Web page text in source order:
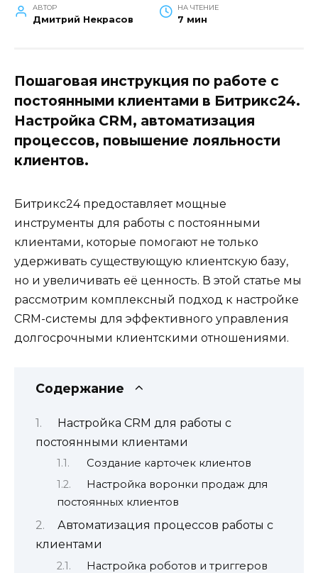
АВТОР
Дмитрий Некрасов
НА ЧТЕНИЕ
7 мин
Пошаговая инструкция по работе с
постоянными клиентами в Битрикс24.
Настройка CRM, автоматизация
процессов, повышение лояльности
клиентов.
Битрикс24 предоставляет мощные
инструменты для работы с постоянными
клиентами, которые помогают не только
удерживать существующую клиентскую базу,
но и увеличивать её ценность. В этой статье мы
рассмотрим комплексный подход к настройке
CRM-системы для эффективного управления
долгосрочными клиентскими отношениями.
Содержание
Настройка CRM для работы с
постоянными клиентами
Создание карточек клиентов
Настройка воронки продаж для
постоянных клиентов
Автоматизация процессов работы с
клиентами
Настройка роботов и триггеров